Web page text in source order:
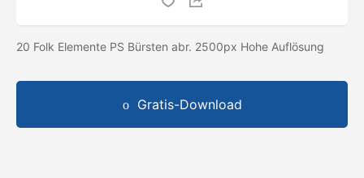
20 Folk Elemente PS Bürsten abr. 2500px Hohe Auflösung
Gratis-Download